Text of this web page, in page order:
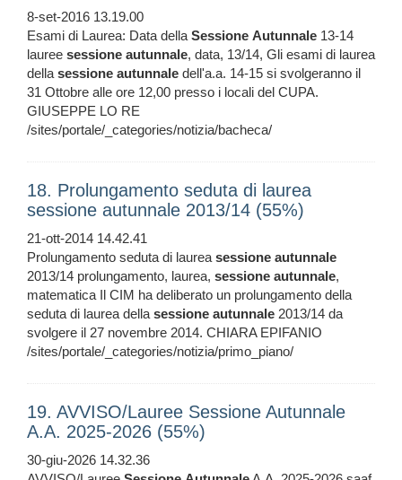
8-set-2016 13.19.00
Esami di Laurea: Data dellaSessione Autunnale 13-14
lauree sessione autunnale, data, 13/14, Gli esami di laurea
dellasessione autunnale dell'a.a. 14-15 si svolgeranno il
31 Ottobre alle ore 12,00 presso i locali del CUPA.
GIUSEPPE LO RE
/sites/portale/_categories/notizia/bacheca/
18. Prolungamento seduta di laurea
sessione autunnale 2013/14 (55%)
21-ott-2014 14.42.41
Prolungamento seduta di laureasessione autunnale
2013/14 prolungamento, laurea, sessione autunnale,
matematica Il CIM ha deliberato un prolungamento della
seduta di laurea dellasessione autunnale 2013/14 da
svolgere il 27 novembre 2014. CHIARA EPIFANIO
/sites/portale/_categories/notizia/primo_piano/
19. AVVISO/Lauree Sessione Autunnale
A.A. 2025-2026 (55%)
30-giu-2026 14.32.36